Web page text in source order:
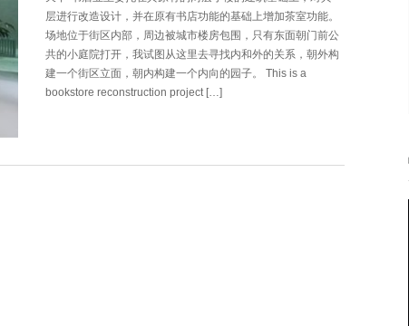
层进行改造设计，并在原有书店功能的基础上增加茶室功能。
场地位于街区内部，周边被城市楼房包围，只有东面朝门前公
共的小庭院打开，我试图从这里去寻找内和外的关系，朝外构
建一个街区立面，朝内构建一个内向的园子。 This is a
bookstore reconstruction project […]